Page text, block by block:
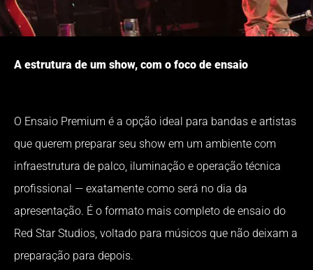
A estrutura de um show, com o foco de ensaio
O Ensaio Premium é a opção ideal para bandas e artistas
que querem preparar seu show em um ambiente com
infraestrutura de palco, iluminação e operação técnica
profissional — exatamente como será no dia da
apresentação. É o formato mais completo de ensaio do
Red Star Studios, voltado para músicos que não deixam a
preparação para depois.